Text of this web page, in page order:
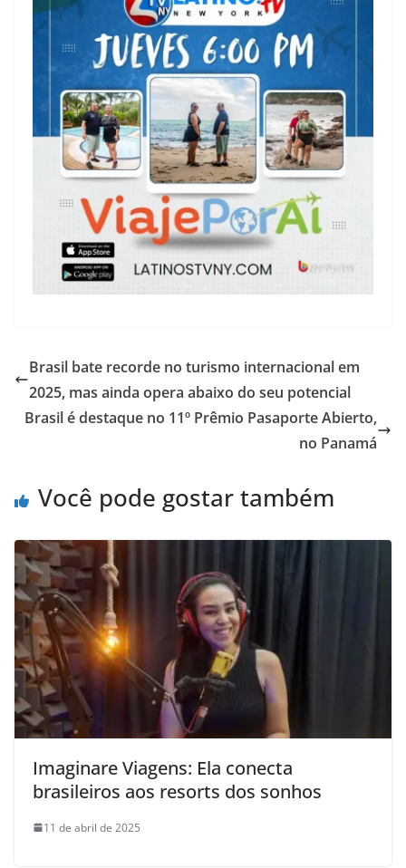
Brasil bate recorde no turismo internacional em
2025, mas ainda opera abaixo do seu potencial
Brasil é destaque no 11º Prêmio Pasaporte Abierto,
no Panamá
Você pode gostar também
Imaginare Viagens: Ela conecta
brasileiros aos resorts dos sonhos
11 de abril de 2025